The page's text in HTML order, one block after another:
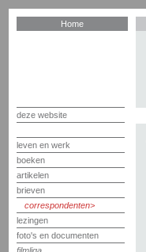
Home
deze website
leven en werk
boeken
artikelen
brieven
correspondenten
lezingen
foto's en documenten